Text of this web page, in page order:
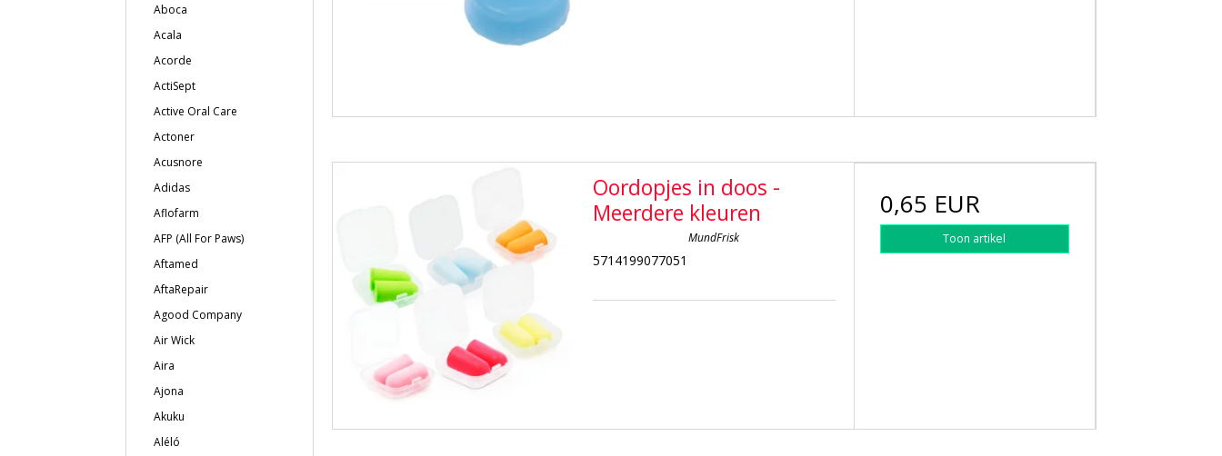
Aboca
Acala
Acorde
ActiSept
Active Oral Care
Actoner
Acusnore
Adidas
Aflofarm
AFP (All For Paws)
Aftamed
AftaRepair
Agood Company
Air Wick
Aira
Ajona
Akuku
Aléló
Oordopjes in doos -
Meerdere kleuren
MundFrisk
5714199077051
0,65 EUR
Toon artikel